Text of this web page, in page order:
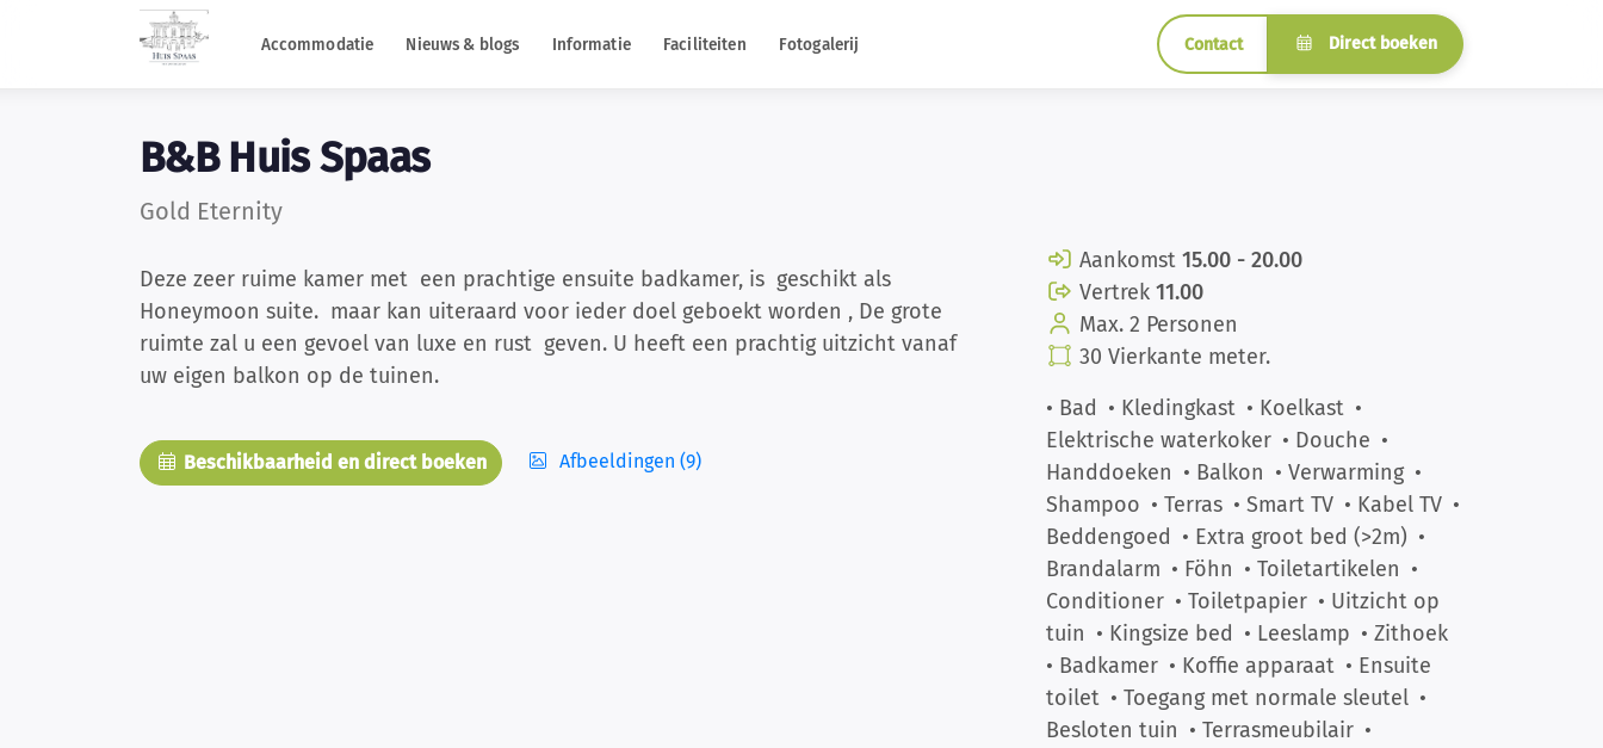
Accommodatie Nieuws & blogs Informatie Faciliteiten Fotogalerij Contact Direct boeken
B&B Huis Spaas
Gold Eternity
Deze zeer ruime kamer met een prachtige ensuite badkamer, is geschikt als
Honeymoon suite. maar kan uiteraard voor ieder doel geboekt worden , De grote
ruimte zal u een gevoel van luxe en rust geven. U heeft een prachtig uitzicht vanaf
uw eigen balkon op de tuinen.
Beschikbaarheid en direct boeken Afbeeldingen (9)
Aankomst 15.00 - 20.00
Vertrek 11.00
Max. 2 Personen
30 Vierkante meter.
• Bad • Kledingkast • Koelkast •
Elektrische waterkoker • Douche •
Handdoeken • Balkon • Verwarming •
Shampoo • Terras • Smart TV • Kabel TV •
Beddengoed • Extra groot bed (>2m) •
Brandalarm • Föhn • Toiletartikelen •
Conditioner • Toiletpapier • Uitzicht op
tuin • Kingsize bed • Leeslamp • Zithoek
• Badkamer • Koffie apparaat • Ensuite
toilet • Toegang met normale sleutel •
Besloten tuin • Terrasmeubilair •